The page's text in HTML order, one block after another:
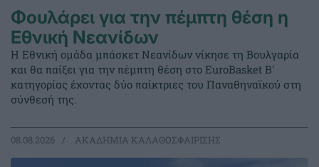
Φουλάρει για την πέμπτη θέση η
Εθνική Νεανίδων
Η Εθνική ομάδα μπάσκετ Νεανίδων νίκησε τη Βουλγαρία
και θα παίξει για την πέμπτη θέση στο EuroBasket Β'
κατηγορίας έχοντας δύο παίκτριες του Παναθηναϊκού στη
σύνθεσή της.
08.08.2026 ΑΚΑΔΗΜΙΑ ΚΑΛΑΘΟΣΦΑΙΡΙΣΗΣ